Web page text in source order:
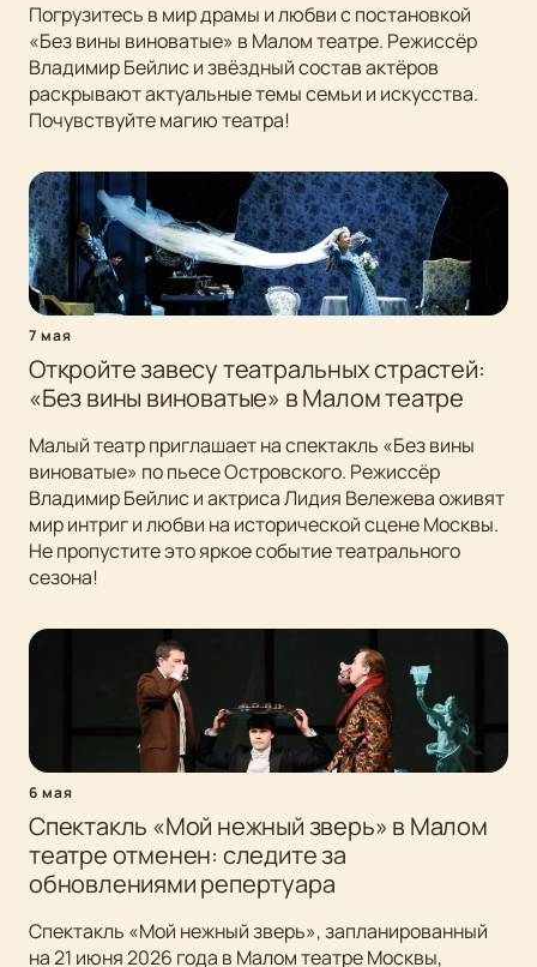
Погрузитесь в мир драмы и любви с постановкой
«Без вины виноватые» в Малом театре. Режиссёр
Владимир Бейлис и звёздный состав актёров
раскрывают актуальные темы семьи и искусства.
Почувствуйте магию театра!
7 мая
Откройте завесу театральных страстей:
«Без вины виноватые» в Малом театре
Малый театр приглашает на спектакль «Без вины
виноватые» по пьесе Островского. Режиссёр
Владимир Бейлис и актриса Лидия Вележева оживят
мир интриг и любви на исторической сцене Москвы.
Не пропустите это яркое событие театрального
сезона!
6 мая
Спектакль «Мой нежный зверь» в Малом
театре отменен: следите за
обновлениями репертуара
Спектакль «Мой нежный зверь», запланированный
на 21 июня 2026 года в Малом театре Москвы,